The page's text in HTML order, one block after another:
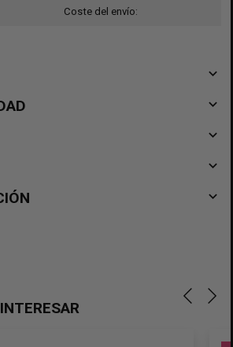
Coste del envío:
navigate_before
navigate_before
navigate_before
navigate_before
navigate_before